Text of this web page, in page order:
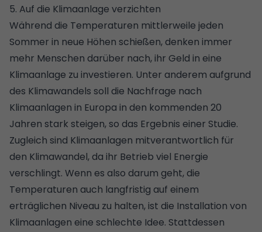
5. Auf die Klimaanlage verzichten
Während die Temperaturen mittlerweile jeden
Sommer in neue Höhen schießen, denken immer
mehr Menschen darüber nach, ihr Geld in eine
Klimaanlage zu investieren. Unter anderem aufgrund
des Klimawandels soll die Nachfrage nach
Klimaanlagen in Europa in den kommenden 20
Jahren stark steigen, so das Ergebnis einer Studie.
Zugleich sind Klimaanlagen mitverantwortlich für
den Klimawandel, da ihr Betrieb viel Energie
verschlingt. Wenn es also darum geht, die
Temperaturen auch langfristig auf einem
erträglichen Niveau zu halten, ist die Installation von
Klimaanlagen eine schlechte Idee. Stattdessen